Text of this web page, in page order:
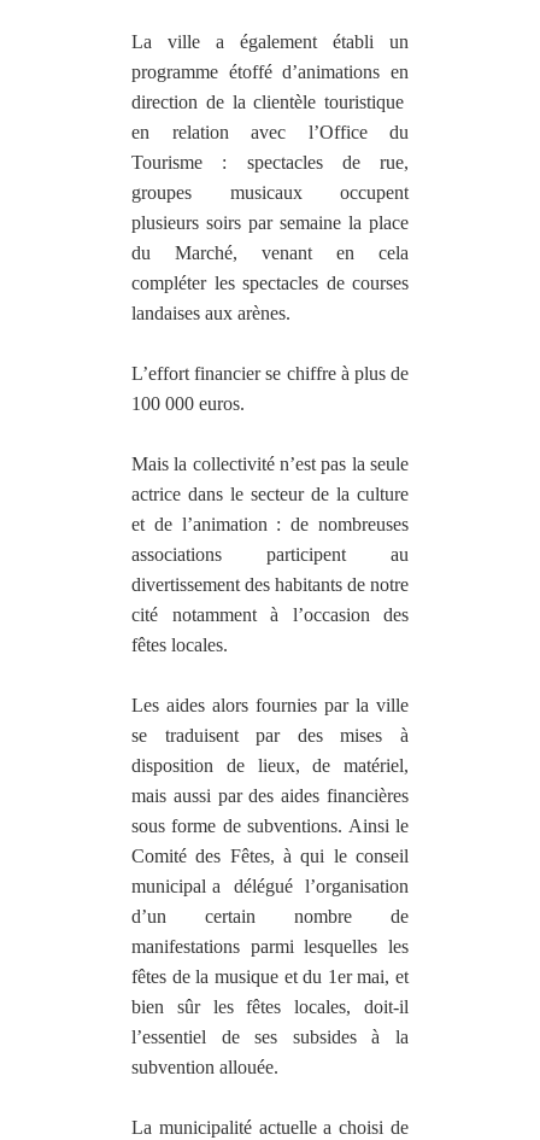
La ville a également établi un
programme étoffé d’animations en
direction de la clientèle touristique
en relation avec l’Office du
Tourisme : spectacles de rue,
groupes musicaux occupent
plusieurs soirs par semaine la place
du Marché, venant en cela
compléter les spectacles de courses
landaises aux arènes.
L’effort financier se chiffre à plus de
100 000 euros.
Mais la collectivité n’est pas la seule
actrice dans le secteur de la culture
et de l’animation : de nombreuses
associations participent au
divertissement des habitants de notre
cité notamment à l’occasion des
fêtes locales.
Les aides alors fournies par la ville
se traduisent par des mises à
disposition de lieux, de matériel,
mais aussi par des aides financières
sous forme de subventions. Ainsi le
Comité des Fêtes, à qui le conseil
municipal a
délégué
l’organisation
d’un certain nombre de
manifestations parmi lesquelles les
fêtes de la musique et du 1er mai, et
bien sûr les fêtes locales, doit-il
l’essentiel de ses subsides à la
subvention allouée.
La municipalité actuelle a choisi de